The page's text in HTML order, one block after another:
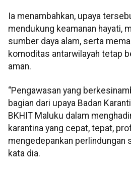
Ia menambahkan, upaya
mendukung keamanan hayati,
sumber daya alam, serta
komoditas antarwilayah tetap
aman.
“Pengawasan yang
bagian dari upaya Badan
BKHIT Maluku dalam
karantina yang cepat, tepat,
mengedepankan perlindungan
kata dia.